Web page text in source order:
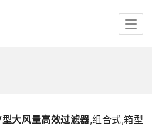
大风量高效过滤器,组合式,箱型